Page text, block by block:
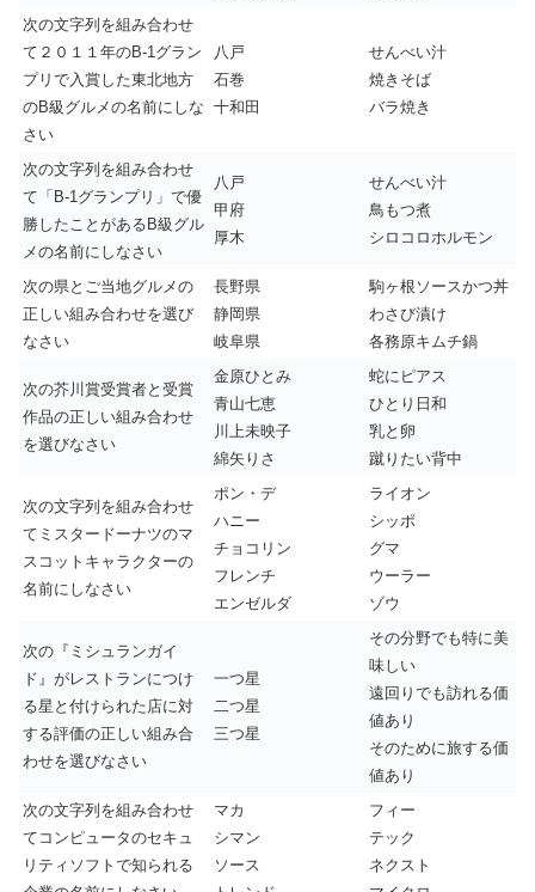
次の文字列を組み合わせ
て２０１１年のB-1グラン
プリで入賞した東北地方
のB級グルメの名前にしな
さい
八戸
石巻
十和田
せんべい汁
焼きそば
バラ焼き
次の文字列を組み合わせ
て「B-1グランプリ」で優
勝したことがあるB級グル
メの名前にしなさい
八戸
甲府
厚木
せんべい汁
鳥もつ煮
シロコロホルモン
次の県とご当地グルメの
正しい組み合わせを選び
なさい
長野県
静岡県
岐阜県
駒ヶ根ソースかつ丼
わさび漬け
各務原キムチ鍋
次の芥川賞受賞者と受賞
作品の正しい組み合わせ
を選びなさい
金原ひとみ
青山七恵
川上未映子
綿矢りさ
蛇にピアス
ひとり日和
乳と卵
蹴りたい背中
次の文字列を組み合わせ
てミスタードーナツのマ
スコットキャラクターの
名前にしなさい
ポン・デ
ハニー
チョコリン
フレンチ
エンゼルダ
ライオン
シッポ
グマ
ウーラー
ゾウ
次の『ミシュランガイ
ド』がレストランにつけ
る星と付けられた店に対
する評価の正しい組み合
わせを選びなさい
一つ星
二つ星
三つ星
その分野でも特に美
味しい
遠回りでも訪れる価
値あり
そのために旅する価
値あり
次の文字列を組み合わせ
てコンピュータのセキュ
リティソフトで知られる
マカ
シマン
ソース
フィー
テック
ネクスト